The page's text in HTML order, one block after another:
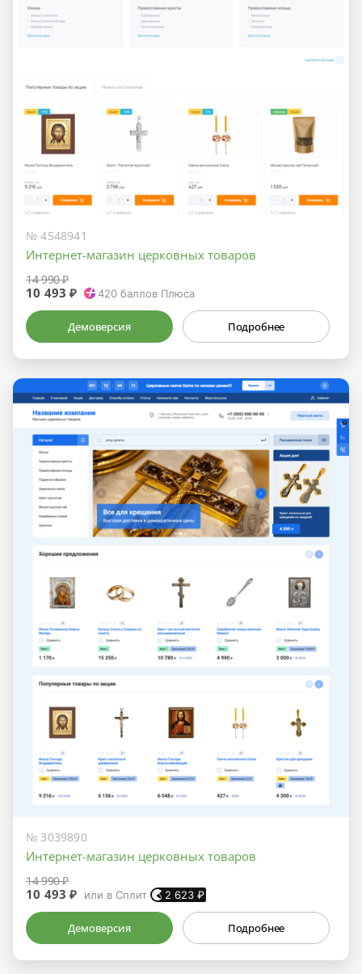
№ 4548941
Интернет-магазин церковных товаров
14 990 ₽
10 493 ₽ 420баллов Плюса
Демоверсия Подробнее
№ 3039890
Интернет-магазин церковных товаров
14 990 ₽
10 493 ₽ или в Сплит 2 623₽
Демоверсия Подробнее